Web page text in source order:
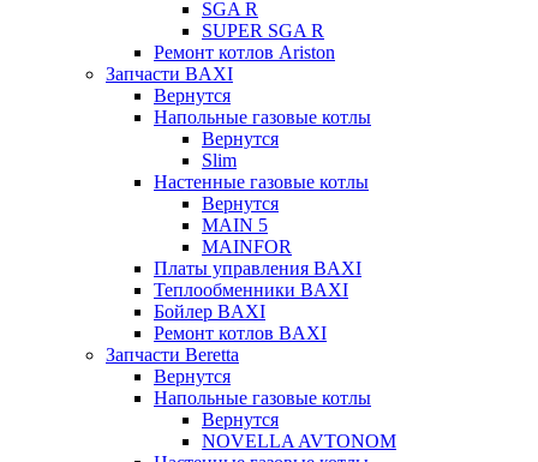
SGA R
SUPER SGA R
Ремонт котлов Ariston
Запчасти BAXI
Вернутся
Напольные газовые котлы
Вернутся
Slim
Настенные газовые котлы
Вернутся
MAIN 5
MAINFOR
Платы управления BAXI
Теплообменники BAXI
Бойлер BAXI
Ремонт котлов BAXI
Запчасти Beretta
Вернутся
Напольные газовые котлы
Вернутся
NOVELLA AVTONOM